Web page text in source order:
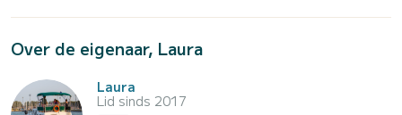
Over de eigenaar, Laura
Laura
Lid sinds 2017